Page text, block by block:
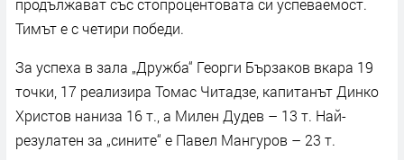
продължават със стопроцентовата си успеваемост.
Тимът е с четири победи.
За успеха в зала „Дружба“ Георги Бързаков вкара 19
точки, 17 реализира Томас Читадзе, капитанът Динко
Христов наниза 16 т., а Милен Дудев – 13 т. Най-
резулатен за „сините“ е Павел Мангуров – 23 т.